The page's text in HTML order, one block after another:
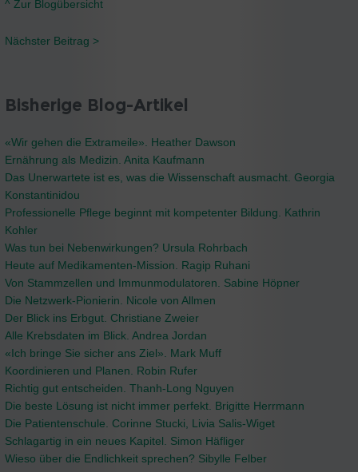
^ Zur Blogübersicht
Nächster Beitrag >
Bisherige Blog-Artikel
«Wir gehen die Extrameile». Heather Dawson
Ernährung als Medizin. Anita Kaufmann
Das Unerwartete ist es, was die Wissenschaft ausmacht. Georgia
Konstantinidou
Professionelle Pflege beginnt mit kompetenter Bildung. Kathrin
Kohler
Was tun bei Nebenwirkungen? Ursula Rohrbach
Heute auf Medikamenten-Mission. Ragip Ruhani
Von Stammzellen und Immunmodulatoren. Sabine Höpner
Die Netzwerk-Pionierin. Nicole von Allmen
Der Blick ins Erbgut. Christiane Zweier
Alle Krebsdaten im Blick. Andrea Jordan
«Ich bringe Sie sicher ans Ziel». Mark Muff
Koordinieren und Planen. Robin Rufer
Richtig gut entscheiden. Thanh-Long Nguyen
Die beste Lösung ist nicht immer perfekt. Brigitte Herrmann
Die Patientenschule. Corinne Stucki, Livia Salis-Wiget
Schlagartig in ein neues Kapitel. Simon Häfliger
Wieso über die Endlichkeit sprechen? Sibylle Felber